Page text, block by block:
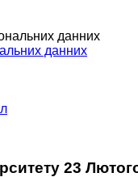
данних
23